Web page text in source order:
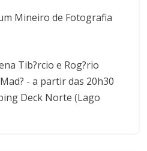
Mineiro de Fotografia
Tib?rcio e Rog?rio
- a partir das 20h30
Deck Norte (Lago